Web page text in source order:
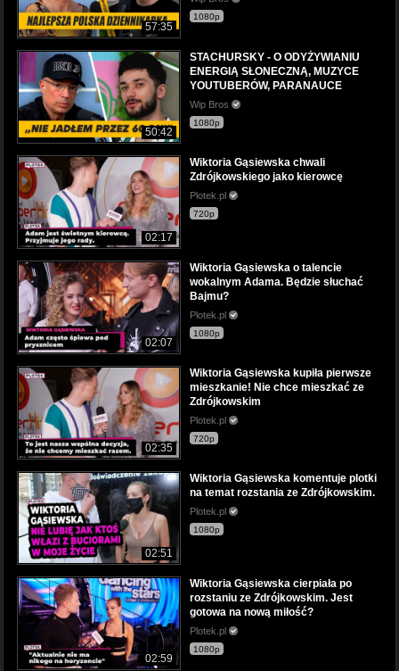
57:35
1080p
50:42
STACHURSKY - O ODYŻYWIANIU
ENERGIĄ SŁONECZNĄ, MUZYCE
YOUTUBERÓW, PARANAUCE
Wip Bros
1080p
02:17
Wiktoria Gąsiewska chwali
Zdrójkowskiego jako kierowcę
Plotek.pl
720p
02:07
Wiktoria Gąsiewska o talencie
wokalnym Adama. Będzie słuchać
Bajmu?
Plotek.pl
1080p
02:35
Wiktoria Gąsiewska kupiła pierwsze
mieszkanie! Nie chce mieszkać ze
Zdrójkowskim
Plotek.pl
720p
02:51
Wiktoria Gąsiewska komentuje plotki
na temat rozstania ze Zdrójkowskim.
Plotek.pl
1080p
02:59
Wiktoria Gąsiewska cierpiała po
rozstaniu ze Zdrójkowskim. Jest
gotowa na nową miłość?
Plotek.pl
1080p